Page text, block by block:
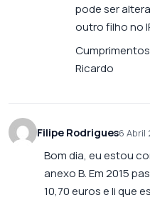
pode ser
outro filho no
Ricardo
Filipe Rodrigues6 Abril
Bom dia, eu estou
anexo B. Em 2015
10,70 euros e li que